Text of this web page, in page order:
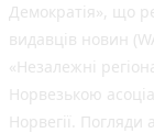
Демократія», що
видавців новин
«Незалежні
Норвезькою
Норвегії. Погляди